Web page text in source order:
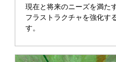
現在と将来のニーズを満た
フラストラクチャを強化す
す。